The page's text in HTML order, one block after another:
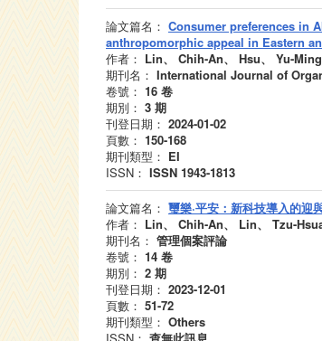
論文篇名： Consumer preferences in
anthropomorphic appeal in Eastern
作者： Lin、 Chih-An、 Hsu、 Yu-
期刊名： International Journal of
卷號： 16 卷
期別： 3 期
刊登日期： 2024-01-02
頁數： 150-168
期刊類型： EI
ISSN： ISSN 1943-1813
論文篇名： 璽樂·平安：新科技導入的迎
作者： Lin、 Chih-An、 Lin、 Tzu-
期刊名： 管理個案評論
卷號： 14 卷
期別： 2 期
刊登日期： 2023-12-01
頁數： 51-72
期刊類型： Others